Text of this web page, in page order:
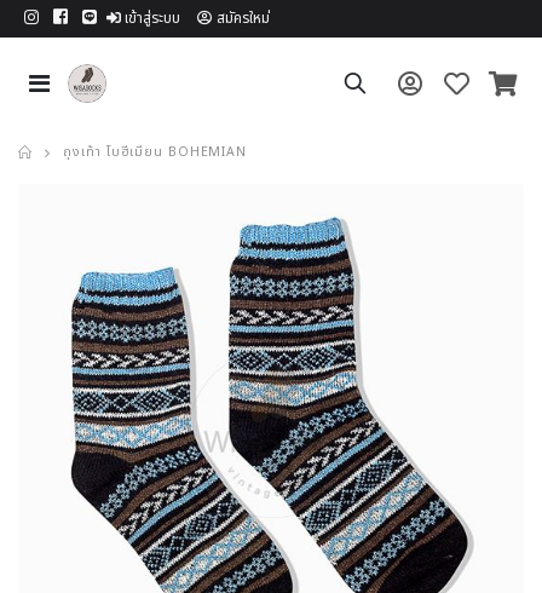
เข้าสู่ระบบ สมัครใหม่
ถุงเท้า โบฮีเมียน BOHEMIAN